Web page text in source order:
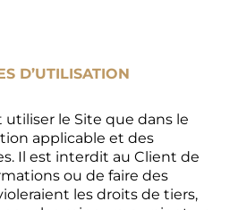
D’UTILISATION
utiliser le Site que dans le
applicable et des
Il est interdit au Client de
ou de faire des
les droits de tiers,